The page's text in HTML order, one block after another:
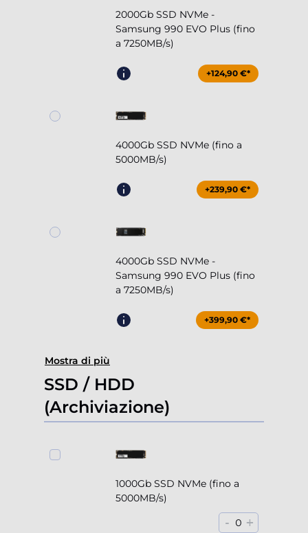
2000Gb SSD NVMe -
Samsung 990 EVO Plus (fino
a 7250MB/s)
+124,90 €*
4000Gb SSD NVMe (fino a
5000MB/s)
+239,90 €*
4000Gb SSD NVMe -
Samsung 990 EVO Plus (fino
a 7250MB/s)
+399,90 €*
Mostra di più
SSD / HDD
(Archiviazione)
1000Gb SSD NVMe (fino a
5000MB/s)
- 0 +